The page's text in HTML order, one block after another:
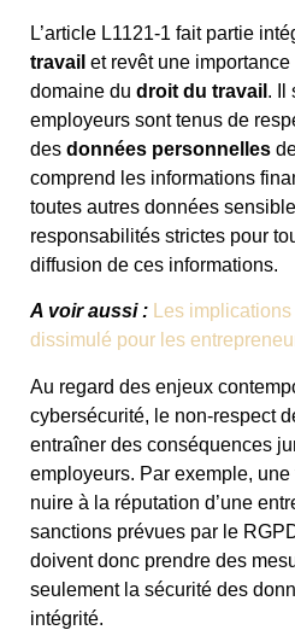
L’article L1121-1 fait partie
travail et revêt une
domaine du droit du travail . Il
employeurs sont tenus de
des données personnelles
comprend les informations
toutes autres données
responsabilités strictes pour
diffusion de ces informations.
A voir aussi :
Les
dissimulé pour les
Au regard des enjeux
cybersécurité, le non-respect
entraîner des conséquences
employeurs. Par exemple,
nuire à la réputation d’une
sanctions prévues par le
doivent donc prendre des
seulement la sécurité des
intégrité.